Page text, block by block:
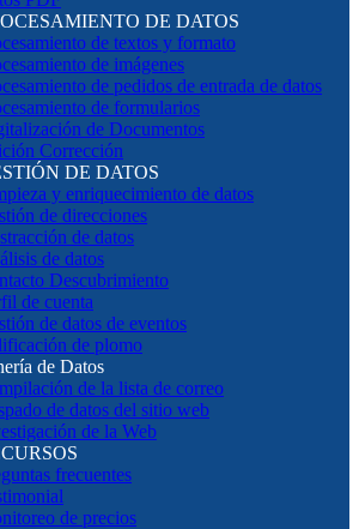
DE DATOS
de textos y formato
de imágenes
de pedidos de entrada de datos
de formularios
de Documentos
Corrección
DE DATOS
y enriquecimiento de datos
de direcciones
de datos
de datos
Descubrimiento
de cuenta
de datos de eventos
de plomo
de Datos
de la lista de correo
de datos del sitio web
de la Web
frecuentes
de precios